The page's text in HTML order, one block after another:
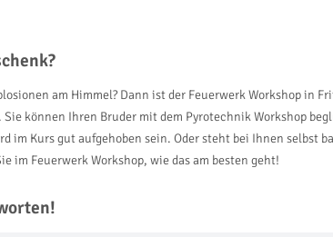
am Himmel? Dann ist der Feuerwerk Workshop in
können Ihren Bruder mit dem Pyrotechnik Workshop
im Kurs gut aufgehoben sein. Oder steht bei Ihnen
im Feuerwerk Workshop, wie das am besten geht!